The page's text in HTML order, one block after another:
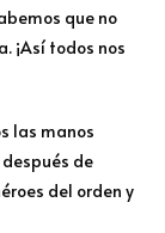
que no
¡Así todos nos
las manos
de
del orden y